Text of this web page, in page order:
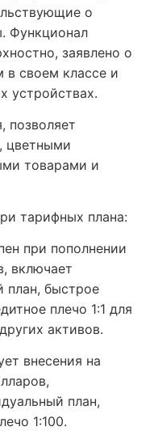
о
Функционал
заявлено о
в своем классе и
устройствах.
позволяет
цветными
товарами и
тарифных плана:
при пополнении
включает
план, быстрое
плечо 1:1 для
активов.
внесения на
план,
1:100.